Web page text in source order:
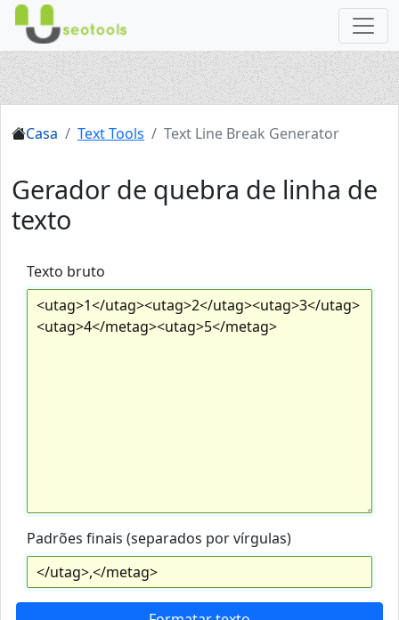
Casa Text Tools Text Line Break Generator
Gerador de quebra de linha de
texto
Texto bruto
Padrões finais (separados por vírgulas)